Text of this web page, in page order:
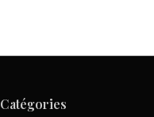
Catégories